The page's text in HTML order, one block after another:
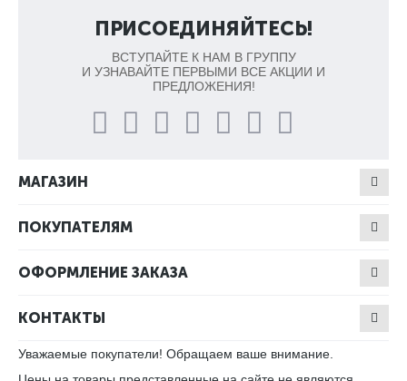
ПРИСОЕДИНЯЙТЕСЬ!
ВСТУПАЙТЕ К НАМ В ГРУППУ
И УЗНАВАЙТЕ ПЕРВЫМИ ВСЕ АКЦИИ И
ПРЕДЛОЖЕНИЯ!
МАГАЗИН
ПОКУПАТЕЛЯМ
ОФОРМЛЕНИЕ ЗАКАЗА
КОНТАКТЫ
Уважаемые покупатели! Обращаем ваше внимание.